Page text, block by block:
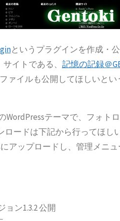
というプラグインを作成・
イトである、 記憶の記録＠
ァイルも公開してほしいと
WordPressテーマで、フォ
ロードは下記から行ってほ
アップロードし、管理メニ
ョン1.3.2 公開